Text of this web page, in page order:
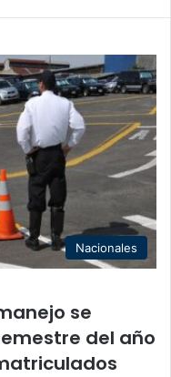
Nacionales
se
del año